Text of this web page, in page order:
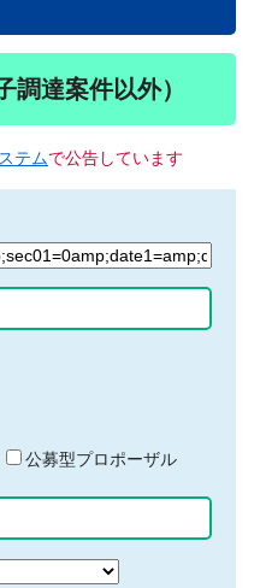
調達案件以外）
テムで公告しています
公募型プロポーザル